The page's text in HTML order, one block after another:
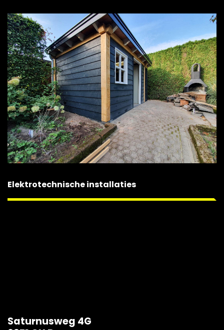
Elektrotechnische installaties
Saturnusweg 4G